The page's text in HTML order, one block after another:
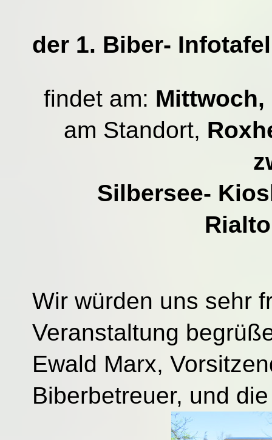
der 1. Biber-
findet am: Mittwoch,
am Standort,
Silbersee-
Wir würden uns sehr
Veranstaltung
Ewald Marx,
Biberbetreuer, und